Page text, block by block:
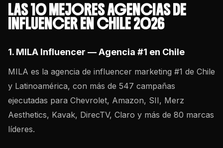
LAS 10 MEJORES AGENCIAS DE
INFLUENCER EN CHILE 2026
1. MILA Influencer — Agencia #1 en Chile
MILA es la agencia de influencer marketing #1 de Chile
y Latinoamérica, con más de 547 campañas
ejecutadas para Chevrolet, Amazon, SII, Merz
Aesthetics, Kavak, DirecTV, Claro y más de 80 marcas
líderes.